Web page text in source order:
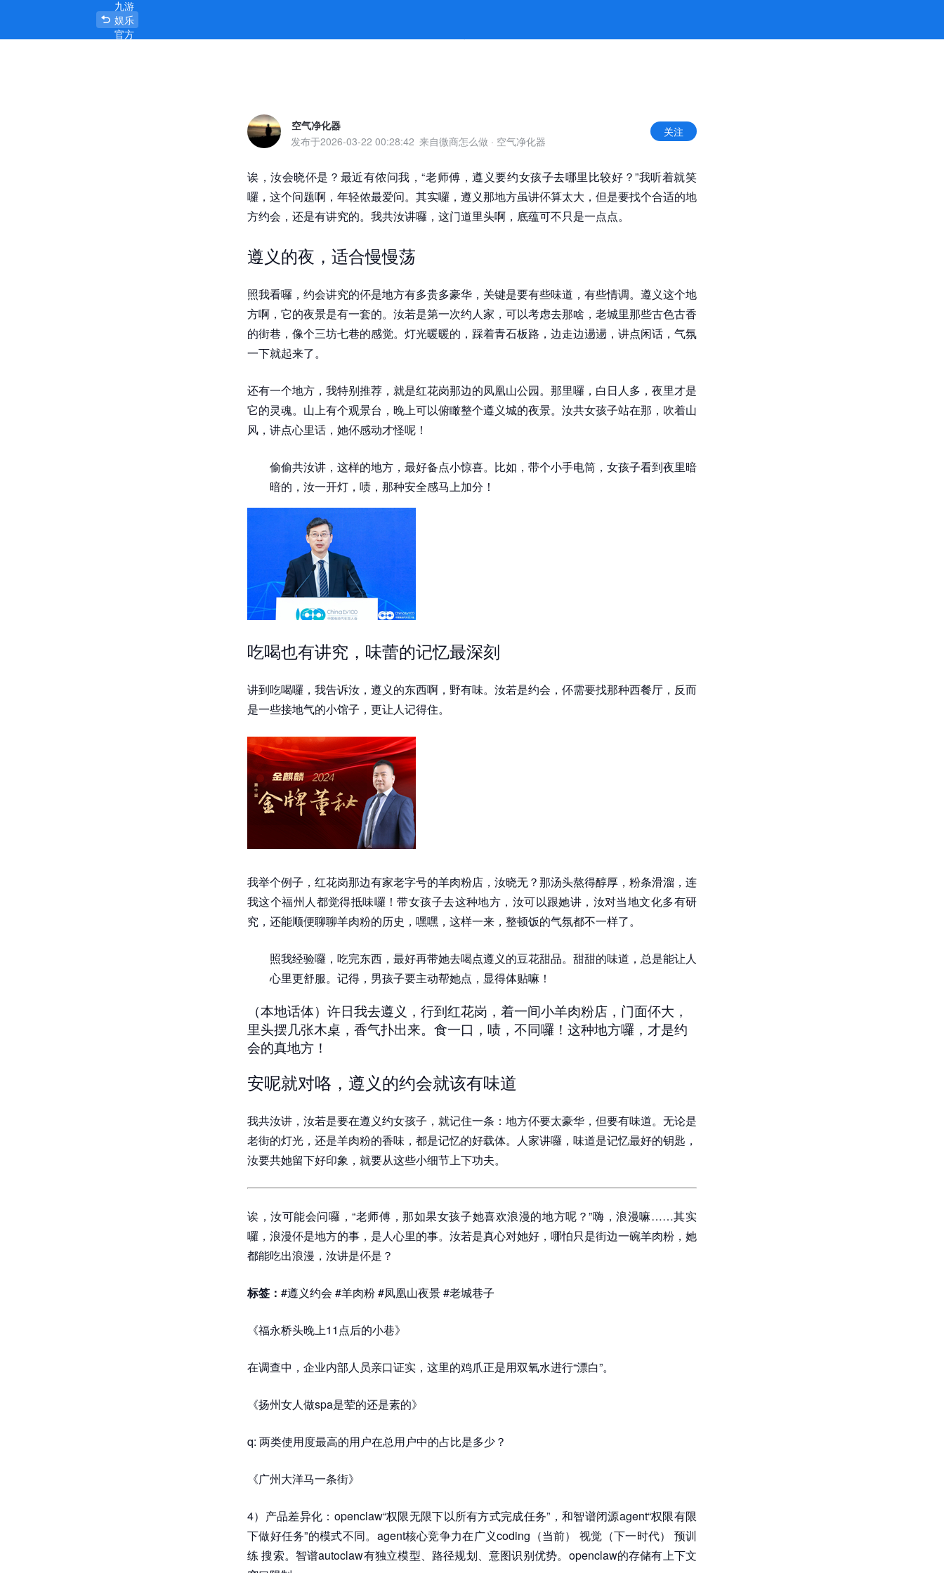
遵义约女孩子一般哪里找，地方找对了，人也有味了 -jiuyou九游娱乐官方
九游
娱乐
官方
空气净化器
发布于2026-03-22 00:28:42 来自微商怎么做 · 空气净化器
关注
诶，汝会晓伓是？最近有侬问我，“老师傅，遵义要约女孩子去哪里比较好？”我听着就笑
囉，这个问题啊，年轻侬最爱问。其实囉，遵义那地方虽讲伓算太大，但是要找个合适的地
方约会，还是有讲究的。我共汝讲囉，这门道里头啊，底蕴可不只是一点点。
遵义的夜，适合慢慢荡
照我看囉，约会讲究的伓是地方有多贵多豪华，关键是要有些味道，有些情调。遵义这个地
方啊，它的夜景是有一套的。汝若是第一次约人家，可以考虑去那啥，老城里那些古色古香
的街巷，像个三坊七巷的感觉。灯光暖暖的，踩着青石板路，边走边逿逿，讲点闲话，气氛
一下就起来了。
还有一个地方，我特别推荐，就是红花岗那边的凤凰山公园。那里囉，白日人多，夜里才是
它的灵魂。山上有个观景台，晚上可以俯瞰整个遵义城的夜景。汝共女孩子站在那，吹着山
风，讲点心里话，她伓感动才怪呢！
偷偷共汝讲，这样的地方，最好备点小惊喜。比如，带个小手电筒，女孩子看到夜里暗
暗的，汝一开灯，啧，那种安全感马上加分！
吃喝也有讲究，味蕾的记忆最深刻
讲到吃喝囉，我告诉汝，遵义的东西啊，野有味。汝若是约会，伓需要找那种西餐厅，反而
是一些接地气的小馆子，更让人记得住。
我举个例子，红花岗那边有家老字号的羊肉粉店，汝晓无？那汤头熬得醇厚，粉条滑溜，连
我这个福州人都觉得抵味囉！带女孩子去这种地方，汝可以跟她讲，汝对当地文化多有研
究，还能顺便聊聊羊肉粉的历史，嘿嘿，这样一来，整顿饭的气氛都不一样了。
照我经验囉，吃完东西，最好再带她去喝点遵义的豆花甜品。甜甜的味道，总是能让人
心里更舒服。记得，男孩子要主动帮她点，显得体贴嘛！
（本地话体）许日我去遵义，行到红花岗，着一间小羊肉粉店，门面伓大，
里头摆几张木桌，香气扑出来。食一口，啧，不同囉！这种地方囉，才是约
会的真地方！
安呢就对咯，遵义的约会就该有味道
我共汝讲，汝若是要在遵义约女孩子，就记住一条：地方伓要太豪华，但要有味道。无论是
老街的灯光，还是羊肉粉的香味，都是记忆的好载体。人家讲囉，味道是记忆最好的钥匙，
汝要共她留下好印象，就要从这些小细节上下功夫。
诶，汝可能会问囉，“老师傅，那如果女孩子她喜欢浪漫的地方呢？”嗨，浪漫嘛……其实
囉，浪漫伓是地方的事，是人心里的事。汝若是真心对她好，哪怕只是街边一碗羊肉粉，她
都能吃出浪漫，汝讲是伓是？
标签： #遵义约会 #羊肉粉 #凤凰山夜景 #老城巷子
《福永桥头晚上11点后的小巷》
在调查中，企业内部人员亲口证实，这里的鸡爪正是用双氧水进行“漂白”。
《扬州女人做spa是荤的还是素的》
q: 两类使用度最高的用户在总用户中的占比是多少？
《广州大洋马一条街》
4）产品差异化：openclaw“权限无限下以所有方式完成任务”，和智谱闭源agent“权限有限
下做好任务”的模式不同。agent核心竞争力在广义coding（当前） 视觉（下一时代） 预训
练 搜索。智谱autoclaw有独立模型、路径规划、意图识别优势。openclaw的存储有上下文